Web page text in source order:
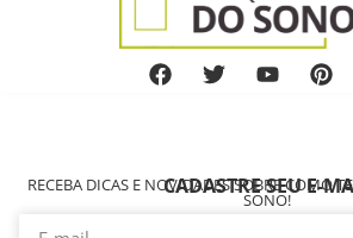
CADASTRE SEU E-
RECEBA DICAS E NOVIDADES SOBRE COMO
SONO!